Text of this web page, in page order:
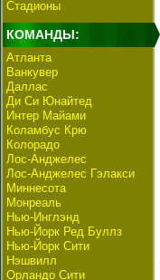
Стадионы
КОМАНДЫ:
Атланта
Ванкувер
Даллас
Ди Си Юнайтед
Интер Майами
Коламбус Крю
Колорадо
Лос-Анджелес
Лос-Анджелес Гэлакси
Миннесота
Монреаль
Нью-Инглэнд
Нью-Йорк Ред Буллз
Нью-Йорк Сити
Нэшвилл
Орландо Сити